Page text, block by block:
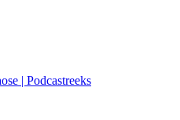
| Podcastreeks